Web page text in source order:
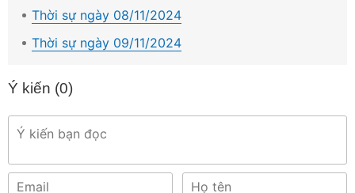
Thời sự ngày 08/11/2024
Thời sự ngày 09/11/2024
Ý kiến (0)